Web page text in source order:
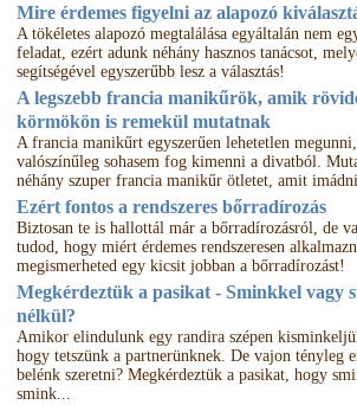
Mire érdemes figyelni az alapozó
A tökéletes alapozó megtalálása egyáltalán nem
feladat, ezért adunk néhány hasznos tanácsot,
segítségével egyszerűbb lesz a választás!
A legszebb francia manikűrök, amik
körmökön is remekül mutatnak
A francia manikűrt egyszerűen lehetetlen
valószínűleg sohasem fog kimenni a divatból.
néhány szuper francia manikűr ötletet, amit
Ezért fontos a rendszeres bőrradírozás
Biztosan te is hallottál már a bőrradírozásról, de
tudod, hogy miért érdemes rendszeresen
megismerheted egy kicsit jobban a bőrradírozást!
Megkérdeztük a pasikat - Sminkkel vagy
nélkül?
Amikor elindulunk egy randira szépen
hogy tetszünk a partnerünknek. De vajon tényleg
belénk szeretni? Megkérdeztük a pasikat, hogy
smink...